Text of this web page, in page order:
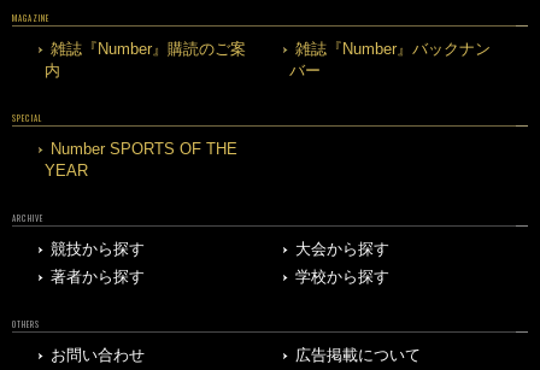
MAGAZINE
雑誌『Number』購読のご案
内
雑誌『Number』バックナン
バー
SPECIAL
Number SPORTS OF THE
YEAR
ARCHIVE
競技から探す
大会から探す
著者から探す
学校から探す
OTHERS
お問い合わせ 広告掲載について